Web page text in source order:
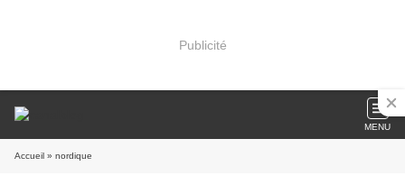
Publicité
MENU
Accueil » nordique